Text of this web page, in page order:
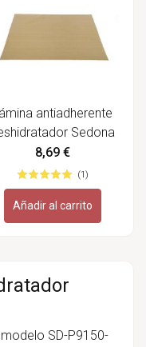
antiadherente
Sedona
8,69 €
(1)
Añadir al carrito
modelo SD-P9150-